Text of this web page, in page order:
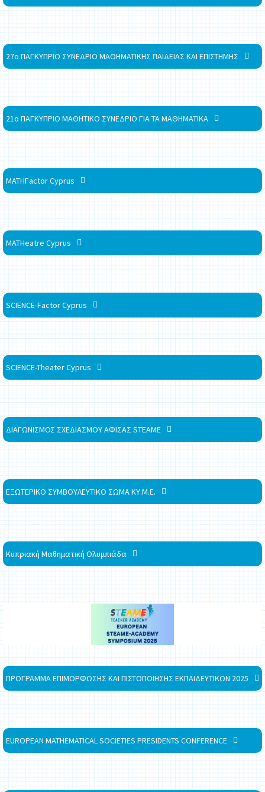
27ο ΠΑΓΚΥΠΡΙΟ ΣΥΝΕΔΡΙΟ ΜΑΘΗΜΑΤΙΚΗΣ ΠΑΙΔΕΙΑΣ ΚΑΙ ΕΠΙΣΤΗΜΗΣ
21ο ΠΑΓΚΥΠΡΙΟ ΜΑΘΗΤΙΚΟ ΣΥΝΕΔΡΙΟ ΓΙΑ ΤΑ ΜΑΘΗΜΑΤΙΚΑ
MATHFactor Cyprus
MATHeatre Cyprus
SCIENCE-Factor Cyprus
SCIENCE-Theater Cyprus
ΔΙΑΓΩΝΙΣΜΟΣ ΣΧΕΔΙΑΣΜΟΥ ΑΦΙΣΑΣ STEAME
ΕΞΩΤΕΡΙΚΟ ΣΥΜΒΟΥΛΕΥΤΙΚΟ ΣΩΜΑ ΚΥ.Μ.Ε.
Κυπριακή Μαθηματική Ολυμπιάδα
ΠΡΟΓΡΑΜΜΑ ΕΠΙΜΟΡΦΩΣΗΣ ΚΑΙ ΠΙΣΤΟΠΟΙΗΣΗΣ ΕΚΠΑΙΔΕΥΤΙΚΩΝ 2025
EUROPEAN MATHEMATICAL SOCIETIES PRESIDENTS CONFERENCE